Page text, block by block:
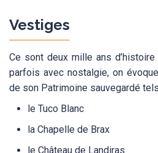
Vestiges
Ce sont deux mille ans
parfois avec nostalgie, on
de son Patrimoine sauvegardé
le Tuco Blanc
la Chapelle de Brax
le Château de Landiras